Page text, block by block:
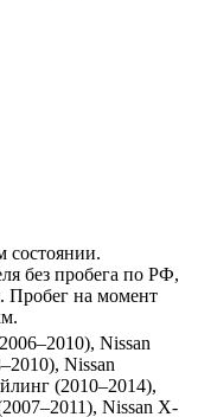
состоянии.
без пробега по РФ,
Пробег на момент
Nissan
Nissan
(2010–2014),
Nissan X-